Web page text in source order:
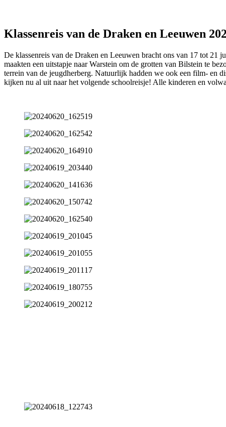
Klassenreis van de Draken en Leeuwen
De klassenreis van de Draken en Leeuwen bracht ons van 17 tot 21
maakten een uitstapje naar Warstein om de grotten van Bilstein te
terrein van de jeugdherberg. Natuurlijk hadden we ook een film- en
kijken nu al uit naar het volgende schoolreisje! Alle kinderen en